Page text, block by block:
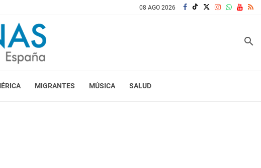
08 AGO 2026
search
MIGRANTES MÚSICA SALUD